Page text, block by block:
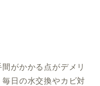
がかかる点がデメリ
日の水交換やカビ対